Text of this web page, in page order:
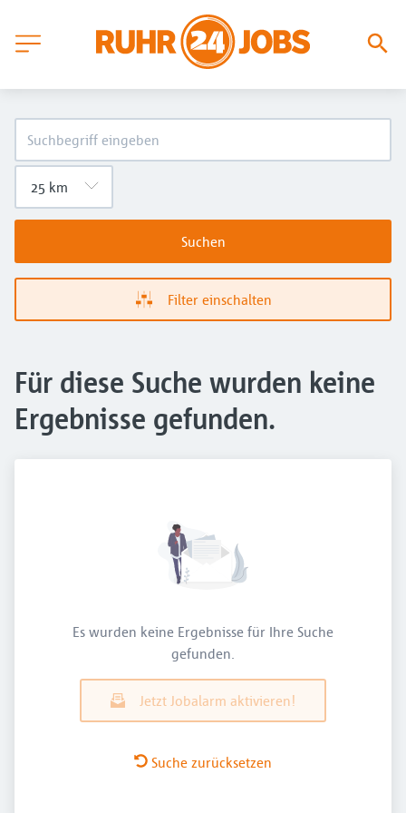
Suchen
Filter einschalten
Für diese Suche wurden keine
Ergebnisse gefunden.
Es wurden keine Ergebnisse für Ihre Suche
gefunden.
Jetzt Jobalarm aktivieren!
Suche zurücksetzen